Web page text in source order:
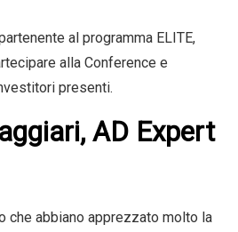
al programma ELITE,
alla Conference e
presenti.
AD Expert
che abbiano apprezzato molto la